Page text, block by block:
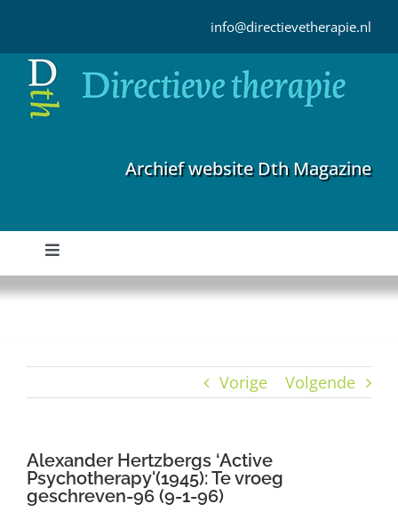
inhoud
info@directievetherapie.nl
Archief website Dth Magazine
Toggle
Navigation
Home
TDT Overzicht
Vorige Volgende
Alexander Hertzbergs ‘Active
Psychotherapy'(1945): Te vroeg
geschreven-96 (9-1-96)